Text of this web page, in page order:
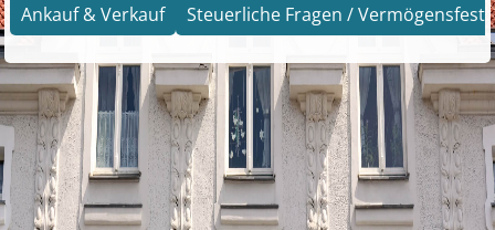
Ankauf & Verkauf Steuerliche Fragen /